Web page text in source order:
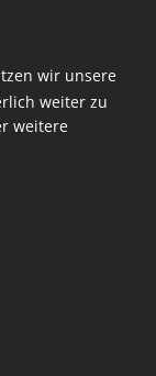
wir unsere
weiter zu
weitere